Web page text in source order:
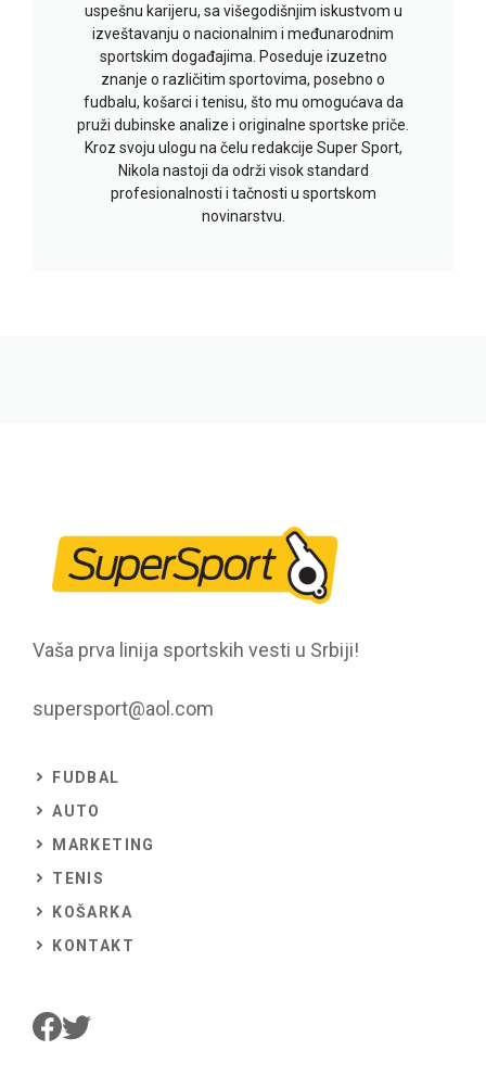
uspešnu karijeru, sa višegodišnjim iskustvom u
izveštavanju o nacionalnim i međunarodnim
sportskim događajima. Poseduje izuzetno
znanje o različitim sportovima, posebno o
fudbalu, košarci i tenisu, što mu omogućava da
pruži dubinske analize i originalne sportske priče.
Kroz svoju ulogu na čelu redakcije Super Sport,
Nikola nastoji da održi visok standard
profesionalnosti i tačnosti u sportskom
novinarstvu.
Vaša prva linija sportskih vesti u Srbiji!
supersport@aol.com
FUDBAL
AUTO
MARKETING
TENIS
KOŠARKA
KONTAKT